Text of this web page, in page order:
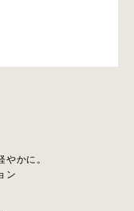
やかに。
ン